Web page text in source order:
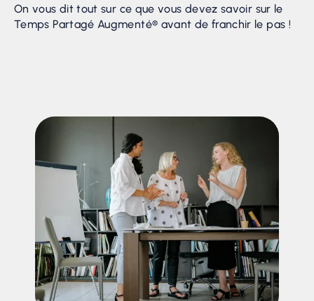
On vous dit tout sur ce que vous devez savoir sur le
Temps Partagé Augmenté® avant de franchir le pas !